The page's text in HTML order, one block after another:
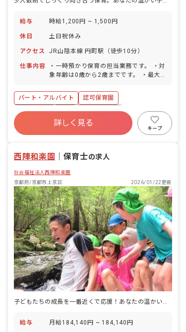
給与 時給1,200円 ~ 1,500円
休日 土日祝休み
アクセス JR山陰本線 円町駅（徒歩10分）
仕事内容
・一時預かり保育の担当業務です。 ・対
象年齢は0歳から2歳までです。 ・最大
とりとゆったりと関わることができま
す。 ■園児年齢層：0～5歳児 ■園庭有
無：あり
パート・アルバイト
認可保育園
土日祝休み
有給
社会福祉法人
週2.3日~OK
詳しく見る
キープ
西陣和楽園 保育士の求人
社会福祉法人西陣和楽園
京都府/京都市上京区
2026/01/22更新
子どもたちの成長を一番近くで応援！あなたの温かい心が輝く場所がここにあります。
給与 月給184,140円 ~ 184,140円